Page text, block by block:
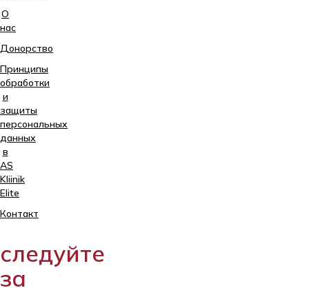
О
нас
Донорство
Принципы
обработки
и
защиты
персональных
данных
в
AS
Kliinik
Elite
Контакт
следуйте
за
Sangla
5557
2795